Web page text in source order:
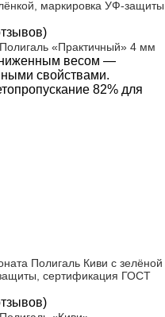
«Практичный» 4 мм
весом —
свойствами.
82% для